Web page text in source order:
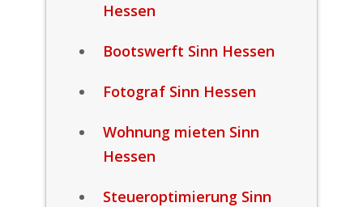
Hessen
Bootswerft Sinn Hessen
Fotograf Sinn Hessen
Wohnung mieten Sinn
Hessen
Steueroptimierung Sinn